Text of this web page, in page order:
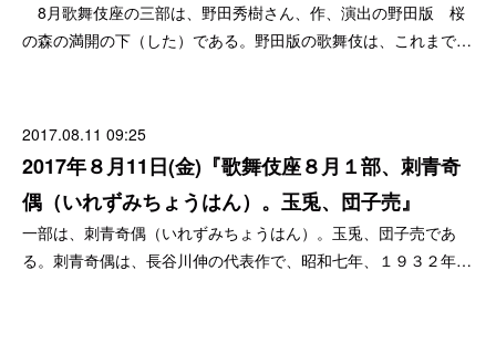
8月歌舞伎座の三部は、野田秀樹さん、作、演出の野田版 桜
の森の満開の下（した）である。野田版の歌舞伎は、これまで…
2017.08.11 09:25
2017年８月11日(金)『歌舞伎座８月１部、刺青奇
偶（いれずみちょうはん）。玉兎、団子売』
一部は、刺青奇偶（いれずみちょうはん）。玉兎、団子売であ
る。刺青奇偶は、長谷川伸の代表作で、昭和七年、１９３２年…